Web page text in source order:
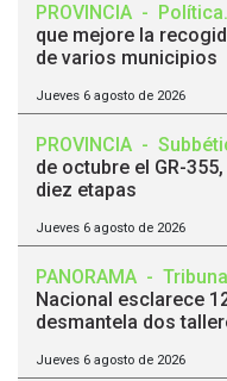
PROVINCIA - Política.
que mejore la
de varios municipios
Jueves 6 agosto de 2026
PROVINCIA -
de octubre el GR-
diez etapas
Jueves 6 agosto de 2026
PANORAMA -
Nacional esclarece
desmantela dos
Jueves 6 agosto de 2026